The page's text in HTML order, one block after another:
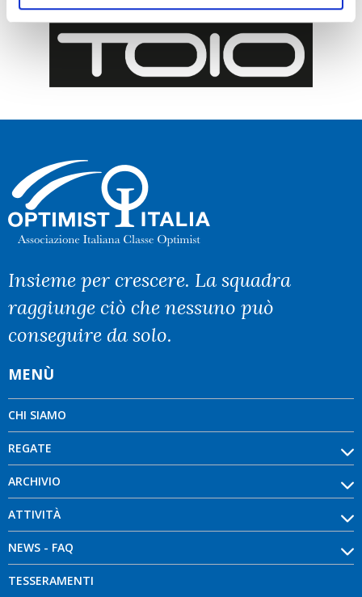
Insieme per crescere. La squadra
raggiunge ciò che nessuno può
conseguire da solo.
MENÙ
CHI SIAMO
REGATE
ARCHIVIO
ATTIVITÀ
NEWS - FAQ
TESSERAMENTI